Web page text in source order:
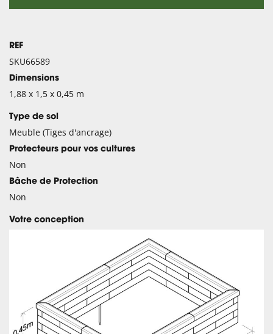
REF
SKU66589
Dimensions
1,88 x 1,5 x 0,45 m
Type de sol
Meuble (Tiges d'ancrage)
Protecteurs pour vos cultures
Non
Bâche de Protection
Non
Votre conception